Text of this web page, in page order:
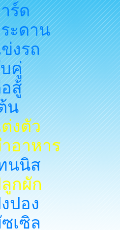
ร์ด
ะดาน
งรถ
คู่
สู้
น
งตัว
อาหาร
นนิส
กผัก
ปอง
เซิล